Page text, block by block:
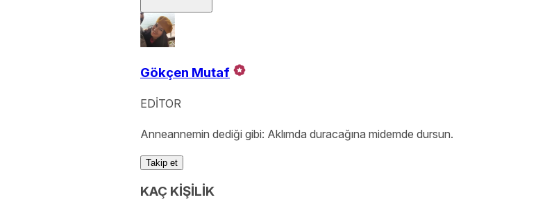
Gökçen Mutaf
EDİTOR
Anneannemin dediği gibi: Aklımda duracağına midemde dursun.
Takip et
KAÇ KİŞİLİK